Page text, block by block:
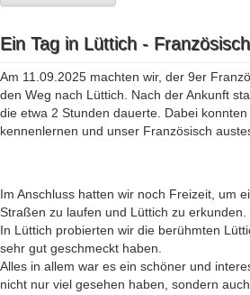
Ein Tag in Lüttich -
Am 11.09.2025 machten wir, der 9er
den Weg nach Lüttich. Nach der Ankunft
die etwa 2 Stunden dauerte. Dabei
kennenlernen und unser Französisch
Im Anschluss hatten wir noch Freizeit, um
Straßen zu laufen und Lüttich zu erkunden.
In Lüttich probierten wir die berühmten
sehr gut geschmeckt haben.
Alles in allem war es ein schöner und
nicht nur viel gesehen haben, sondern